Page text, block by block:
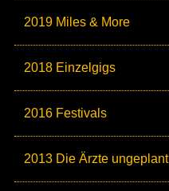
2019 Miles & More
2018 Einzelgigs
2016 Festivals
2013 Die Ärzte ungeplant